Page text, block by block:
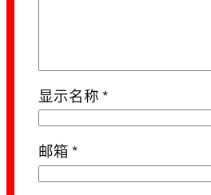
显示名称*
邮箱*